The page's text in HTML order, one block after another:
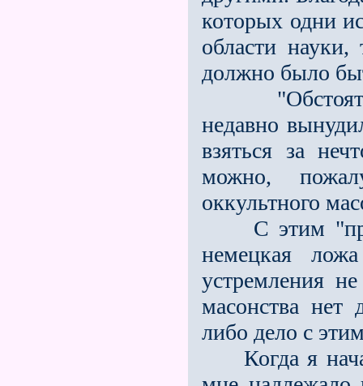
которых одни
области
должно было
недавно
взяться за
можно,
оккультного
С этим
немецкая
устремления
масонства нет
либо дело с
Когда я